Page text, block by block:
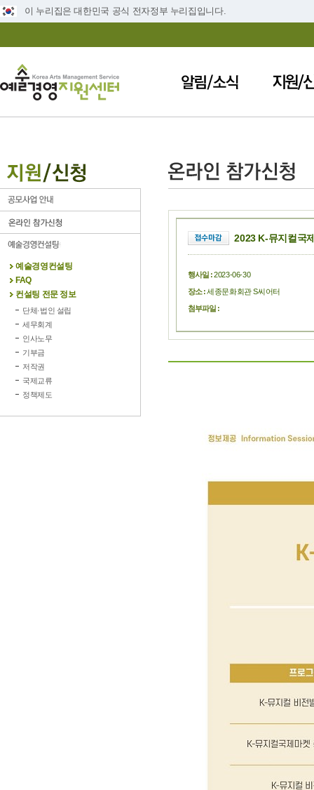
이 누리집은 대한민국 공식 전자정부 누리집입니다.
예술경영컨설팅
FAQ
컨설팅 전문 정보
단체·법인 설립
세무회계
인사노무
기부금
저작권
국제교류
정책제도
2023 K-뮤지컬국
행사일 :2023-06-30
장소 :세종문화회관 S씨어터
첨부파일 :